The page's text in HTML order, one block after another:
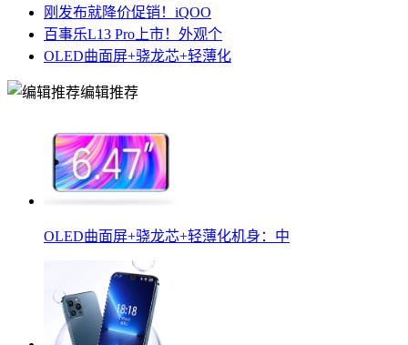
刚发布就降价促销！iQOO
百事乐L13 Pro上市！外观个
OLED曲面屏+骁龙芯+轻薄化
编辑推荐
OLED曲面屏+骁龙芯+轻薄化机身：中